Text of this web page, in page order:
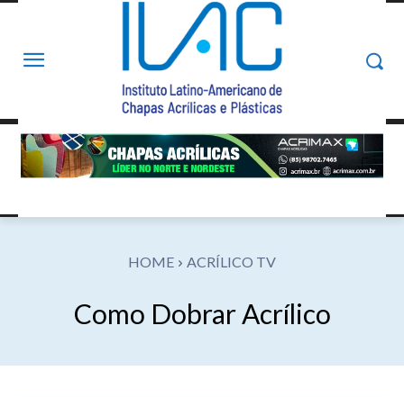
HOME ACRÍLICO TV
Como Dobrar Acrílico